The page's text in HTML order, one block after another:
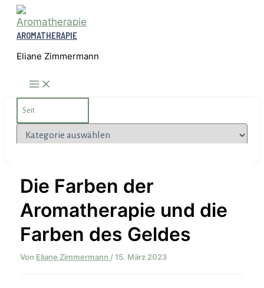
Zum
Inhalt
springen
AROMATHERAPIE
Eliane Zimmermann
for:
Kategorien
Die Farben der
Aromatherapie und die
Farben des Geldes
Von Eliane Zimmermann/15. März 2023